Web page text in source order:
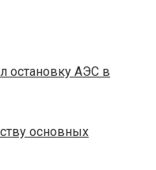
остановку АЭС в
основных